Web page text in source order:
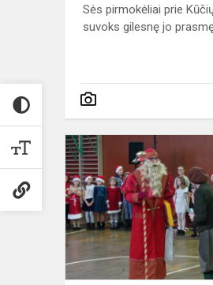
Sės pirmokėliai prie
suvoks gilesnę jo